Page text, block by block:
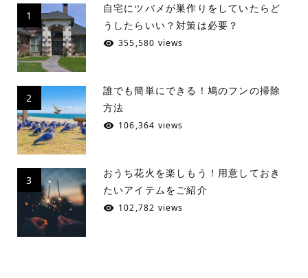
1
自宅にツバメが巣作りをしていたらど
うしたらいい？対策は必要？
355,580 views
2
誰でも簡単にできる！鳩のフンの掃除
方法
106,364 views
3
おうち花火を楽しもう！用意しておき
たいアイテムをご紹介
102,782 views